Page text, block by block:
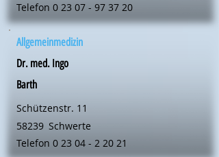
Telefon 0 23 07 - 97 37 20
Allgemeinmedizin
Dr. med. Ingo
Barth
Schützenstr. 11
58239 Schwerte
Telefon 0 23 04 - 2 20 21